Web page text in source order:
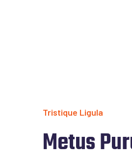
Tristique Ligula
Metus